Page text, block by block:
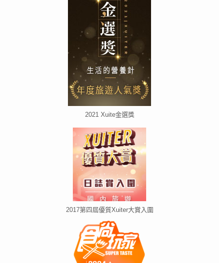
2021 Xuite金選獎
2017第四屆優質Xuiter大賞入圍